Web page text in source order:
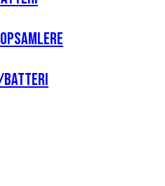
batteri